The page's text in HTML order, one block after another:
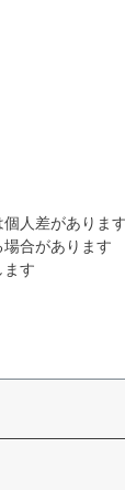
人差があります
合があります
ます